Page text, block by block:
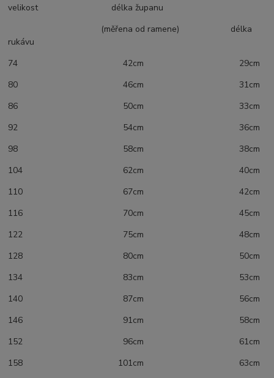
velikost délka županu
(měřena od ramene) délka
rukávu
74 42cm 29cm
80 46cm 31cm
86 50cm 33cm
92 54cm 36cm
98 58cm 38cm
104 62cm 40cm
110 67cm 42cm
116 70cm 45cm
122 75cm 48cm
128 80cm 50cm
134 83cm 53cm
140 87cm 56cm
146 91cm 58cm
152 96cm 61cm
158 101cm 63cm